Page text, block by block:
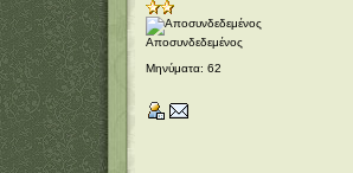
Αποσυνδεδεμένος
Μηνύματα: 62